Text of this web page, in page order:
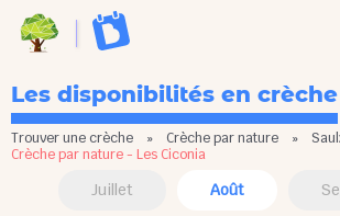
Les disponibilités en crèche
Trouver une crèche » Crèche par nature »
Crèche par nature - Les Ciconia
Juillet Août